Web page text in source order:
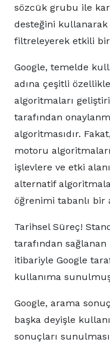
sözcük grubu ile
desteğini
filtreleyerek etkili
Google, temelde
adına çeşitli
algoritmaları
tarafından
algoritmasıdır.
motoru
işlevlere ve etki
alternatif
öğrenimi tabanlı bir
Tarihsel Süreç!
tarafından
itibariyle Google
kullanıma
Google, arama
başka deyişle
sonuçları